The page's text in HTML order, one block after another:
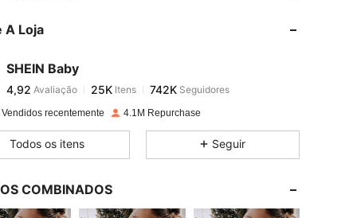
A Loja
SHEIN Baby
4,92
4,92 Avaliação
e***lpago 1 dia atrás
recentemente 4.1M Repurchase
Todos os itens Seguir
COMBINADOS